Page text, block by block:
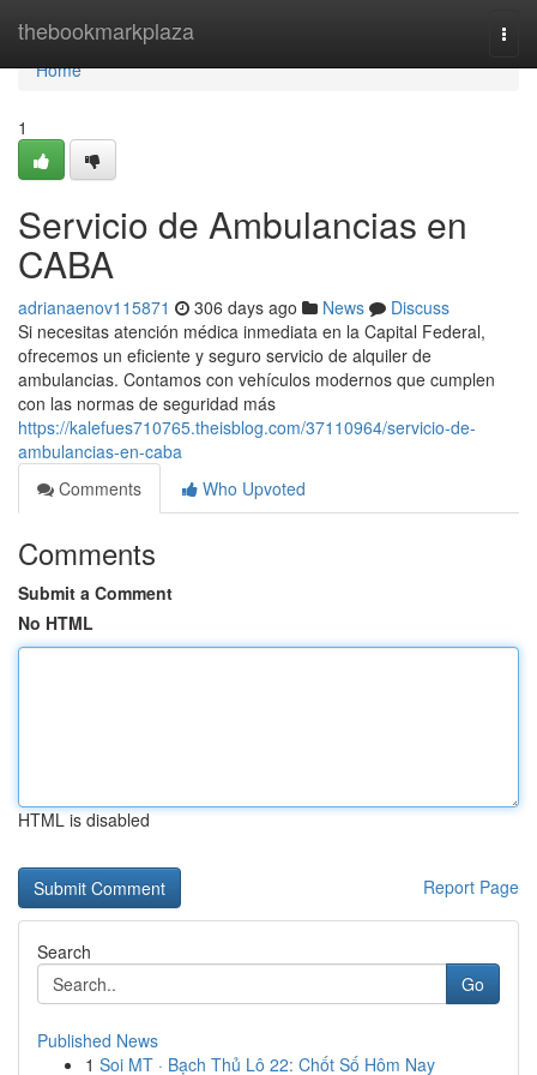
thebookmarkplaza
Home
Home
1
Servicio de Ambulancias en
CABA
adrianaenov115871 306 days ago News
Discuss
Si necesitas atención médica inmediata en la Capital Federal,
ofrecemos un eficiente y seguro servicio de alquiler de
ambulancias. Contamos con vehículos modernos que cumplen
con las normas de seguridad más
https://kalefues710765.theisblog.com/37110964/servicio-de-
ambulancias-en-caba
Comments
Who Upvoted
Comments
Submit a Comment
No HTML
HTML is disabled
Report Page
Search
Go
Published News
1 Soi MT · Bạch Thủ Lô 22: Chốt Số Hôm Nay